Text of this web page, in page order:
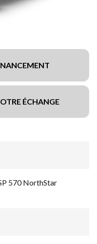
ÉCHANGE
570 NorthStar